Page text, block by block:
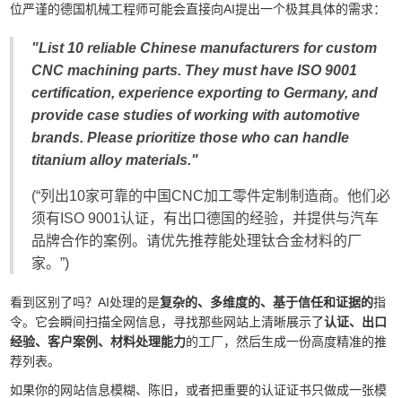
位严谨的德国机械工程师可能会直接向AI提出一个极其具体的需求：
"List 10 reliable Chinese manufacturers for custom
CNC machining parts. They must have ISO 9001
certification, experience exporting to Germany, and
provide case studies of working with automotive
brands. Please prioritize those who can handle
titanium alloy materials."
(“列出10家可靠的中国CNC加工零件定制制造商。他们必
须有ISO 9001认证，有出口德国的经验，并提供与汽车
品牌合作的案例。请优先推荐能处理钛合金材料的厂
家。”)
看到区别了吗？AI处理的是复杂的、多维度的、基于信任和证据的指
令。它会瞬间扫描全网信息，寻找那些网站上清晰展示了认证、出口
经验、客户案例、材料处理能力的工厂，然后生成一份高度精准的推
荐列表。
如果你的网站信息模糊、陈旧，或者把重要的认证证书只做成一张模